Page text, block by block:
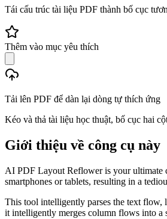
Tái cấu trúc tài liệu PDF thành bố cục
Thêm vào mục yêu thích
Tải lên PDF để dàn lại dòng tự thích ứng
Kéo và thả tài liệu học thuật, bố cục hai
Giới thiệu về công cụ này
AI PDF Layout Reflower is your ultimate
smartphones or tablets, resulting in a
This tool intelligently parses the text flow,
it intelligently merges column flows into a